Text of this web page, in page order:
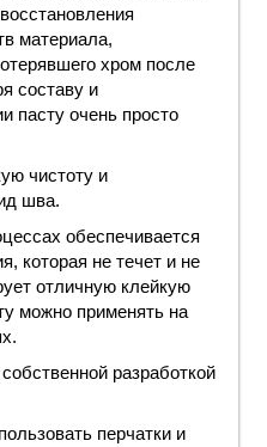
материала,
хром после
составу и
пасту очень просто
чистоту и
шва.
обеспечивается
которая не течет и не
отличную клейкую
можно применять на
разработкой
перчатки и